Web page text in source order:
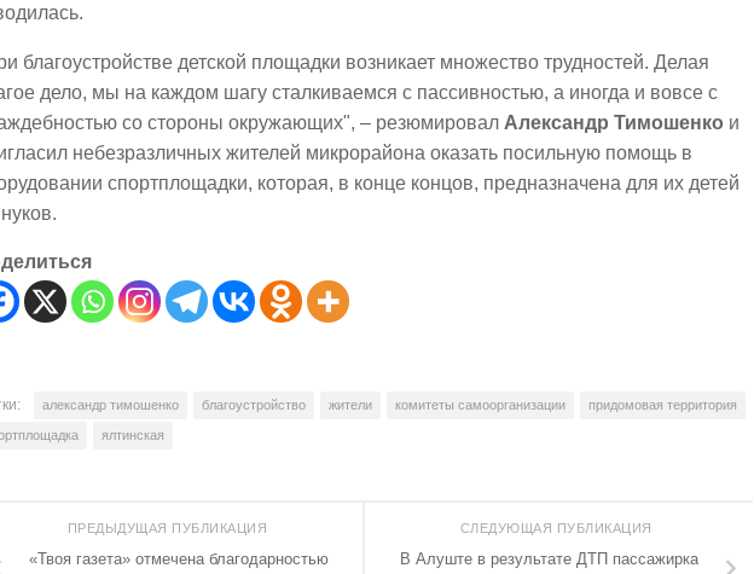
благоустройстве детской площадки возникает множество трудностей. Делая
дело, мы на каждом шагу сталкиваемся с пассивностью, а иногда и вовсе с
со стороны окружающих", – резюмировал Александр Тимошенко и
небезразличных жителей микрорайона оказать посильную помощь в
спортплощадки, которая, в конце концов, предназначена для их детей
александр тимошенко благоустройство жители комитеты самоорганизации придомовая территория
ялтинская
СЛЕДУЮЩАЯ ПУБЛИКАЦИЯ
В Алуште в результате ДТП пассажирка
ПРЕДЫДУЩАЯ ПУБЛИКАЦИЯ
«Твоя газета» отмечена благодарностью